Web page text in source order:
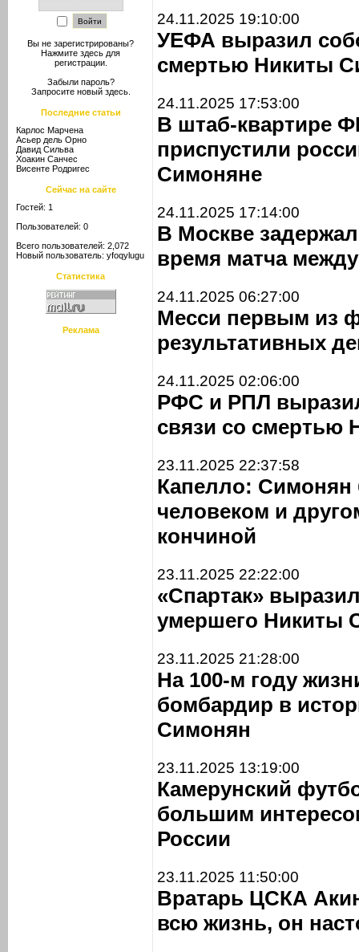
Вы не зарегистрированы?
Нажмите здесь для
регистрации.
Забыли пароль?
Запросите новый здесь.
Последние статьи
Карлос Марчена
Асьер дель Орно
Давид Сильва
Хоакин Санчес
Висенте Родригес
Сейчас на сайте
Гостей: 1
Пользователей: 0
Всего пользователей: 2,072
Новый пользователь: yfoqylugu
Статистика
Реклама
24.11.2025 19:10:00
УЕФА выразил
смертью Никиты
24.11.2025 17:53:00
В штаб-квартире
приспустили
Симоняне
24.11.2025 17:14:00
В Москве
время матча
24.11.2025 06:27:00
Месси первым из
результативных
24.11.2025 02:06:00
РФС и РПЛ
связи со смертью
23.11.2025 22:37:58
Капелло:
человеком и
кончиной
23.11.2025 22:22:00
«Спартак»
умершего Никиты
23.11.2025 21:28:00
На 100-м году
бомбардир в
Симонян
23.11.2025 13:19:00
Камерунский
большим
России
23.11.2025 11:50:00
Вратарь ЦСКА
всю жизнь, он